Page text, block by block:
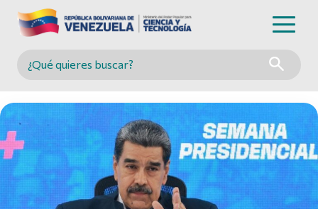
Buscar en MINCYT